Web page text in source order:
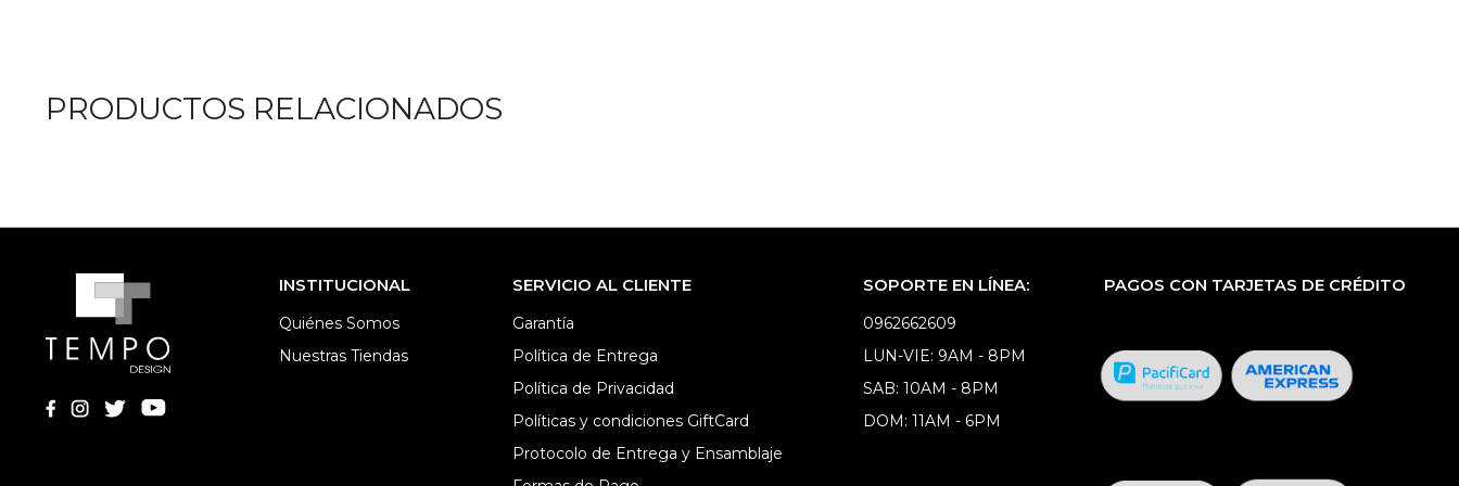
PRODUCTOS RELACIONADOS
INSTITUCIONAL
Quiénes Somos
Nuestras Tiendas
SERVICIO AL CLIENTE
Garantía
Política de Entrega
Política de Privacidad
Políticas y condiciones GiftCard
Protocolo de Entrega y Ensamblaje
SOPORTE EN LÍNEA:
0962662609
LUN-VIE: 9AM - 8PM
SAB: 10AM - 8PM
DOM: 11AM - 6PM
PAGOS CON TARJETAS DE CRÉDITO